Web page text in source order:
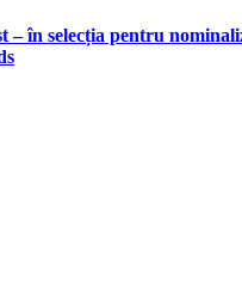
– în selecția pentru